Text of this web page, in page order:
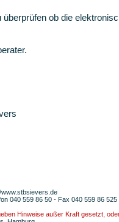
ob die
www.stbsievers.de
040 559 86 50 - Fax 040 559 86 525
Hinweise außer Kraft gesetzt,